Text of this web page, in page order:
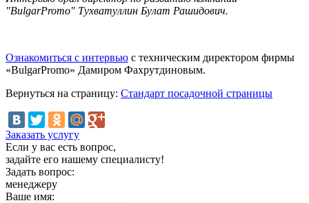
"BulgarPromo" Тухватуллин Булат Рашидович.
Ознакомиться с интервью с техническим директором фирмы
«BulgarPromo» Дамиром Фахрутдиновым.
Вернуться на страницу: Стандарт посадочной страницы
Заказать услугу
Если у вас есть вопрос,
задайте его нашему специалисту!
Задать вопрос:
менеджеру
Ваше имя: